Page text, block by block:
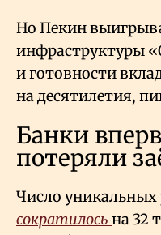
Но Пекин
инфраструктуры
и готовности
на десятилетия,
Банки
потеряли
Число
сократилось на 32